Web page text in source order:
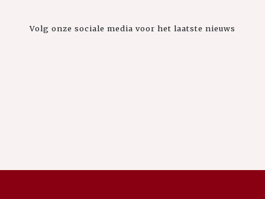
Volg onze sociale media voor het laatste nieuws